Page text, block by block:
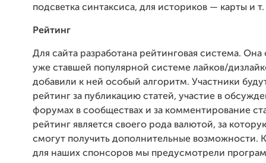
подсветка синтаксиса, для историков — карты и т.
Рейтинг
Для сайта разработана рейтинговая система. Она
уже ставшей популярной системе лайков/
добавили к ней особый алгоритм. Участники
рейтинг за публикацию статей, участие в
форумах в сообществах и за комментирование
рейтинг является своего рода валютой, за
смогут получить дополнительные возможности.
для наших спонсоров мы предусмотрели